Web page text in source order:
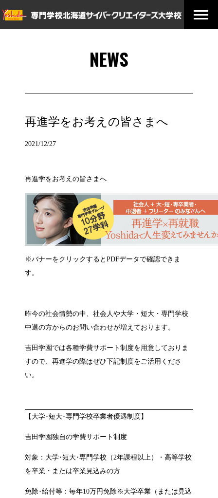
NEWS
再進学をお考えの皆さまへ
2021/12/27
再進学をお考えの皆さまへ
※バナーをクリックするとPDFデータで確認できま
す。
昨今の社会情勢の中、社会人や大学・短大・専門学校
中退の方からのお問い合わせが増えております。
吉田学園では各種学費サポート制度を用意しておりま
すので、再進学の際はぜひ下記制度をご活用くださ
い。
【大学･短大･専門学校卒業者優遇制度】
吉田学園独自の学費サポート制度
対象：大学･短大･専門学校（2年課程以上）・高等学校
を卒業・または卒業見込みの方
免除･給付等：毎年10万円免除※大学卒業（または見込